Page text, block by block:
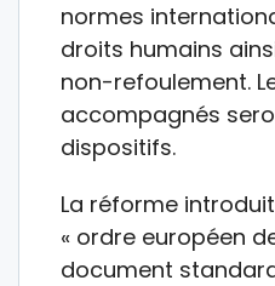
normes
droits humains
non-refoulement.
accompagnés
dispositifs.
La réforme
« ordre européen
document